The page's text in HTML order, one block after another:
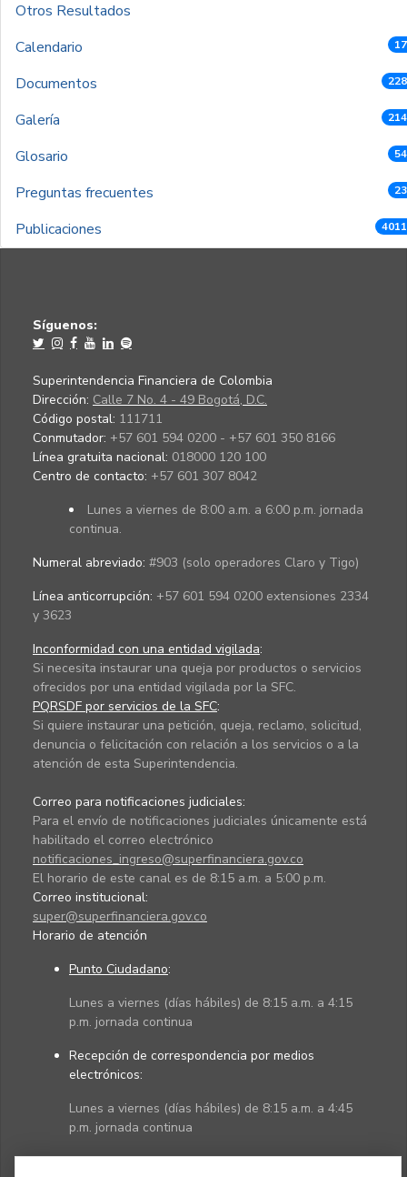
Otros Resultados
Calendario
Documentos
Galería
Glosario
Preguntas frecuentes
Publicaciones
Síguenos:
Superintendencia Financiera de Colombia
Dirección: Calle 7 No. 4 - 49 Bogotá, D.C.
Código postal: 111711
Conmutador: +57 601 594 0200 - +57 601 350 8166
Línea gratuita nacional: 018000 120 100
Centro de contacto: +57 601 307 8042
Lunes a viernes de 8:00 a.m. a 6:00 p.m. jornada
continua.
Numeral abreviado: #903 (solo operadores Claro y Tigo)
Línea anticorrupción: +57 601 594 0200 extensiones 2334
y 3623
Inconformidad con una entidad vigilada:
Si necesita instaurar una queja por productos o servicios
ofrecidos por una entidad vigilada por la SFC.
PQRSDF por servicios de la SFC:
Si quiere instaurar una petición, queja, reclamo, solicitud,
denuncia o felicitación con relación a los servicios o a la
atención de esta Superintendencia.
Correo para notificaciones judiciales:
Para el envío de notificaciones judiciales únicamente está
habilitado el correo electrónico
notificaciones_ingreso@superfinanciera.gov.co
El horario de este canal es de 8:15 a.m. a 5:00 p.m.
Correo institucional:
super@superfinanciera.gov.co
Horario de atención
Punto Ciudadano:
Lunes a viernes (días hábiles) de 8:15 a.m. a 4:15
p.m. jornada continua
Recepción de correspondencia por medios
electrónicos:
Lunes a viernes (días hábiles) de 8:15 a.m. a 4:45
p.m. jornada continua